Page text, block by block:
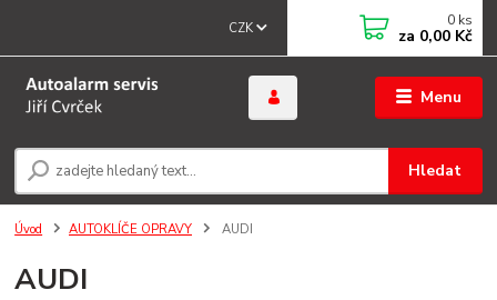
Menu
CZK
Hledat
0 ks
za 0,00 Kč
Úvod AUTOKLÍČE OPRAVY AUDI
AUDI